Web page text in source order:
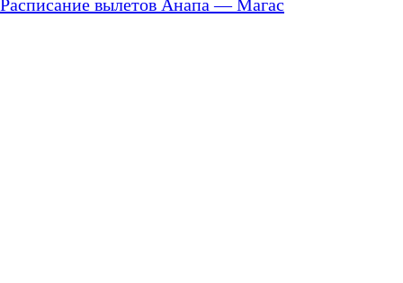
Расписание вылетов Анапа — Магас